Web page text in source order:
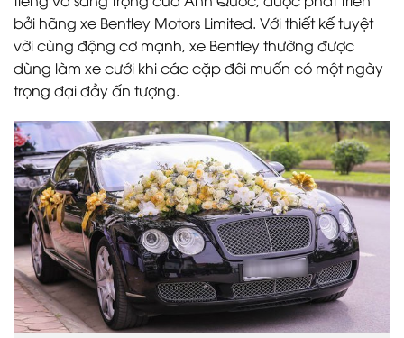
bởi hãng xe Bentley Motors Limited. Với thiết kế tuyệt
vời cùng động cơ mạnh, xe Bentley thường được
dùng làm xe cưới khi các cặp đôi muốn có một ngày
trọng đại đầy ấn tượng.